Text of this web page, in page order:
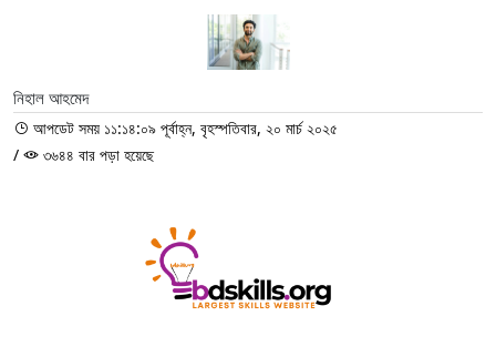
নিহাল আহমেদ
আপডেট সময় ১১:১৪:০৯ পূর্বাহ্ন, বৃহস্পতিবার, ২০ মার্চ ২০২৫
/
৩৬৪৪ বার পড়া হয়েছে